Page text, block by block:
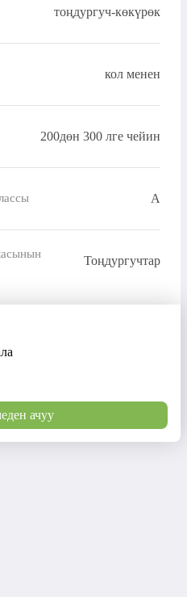
тоңдургуч-көкүрөк
кол менен
200дөн 300 лге чейин
A
Тоңдургучтар
ачуу